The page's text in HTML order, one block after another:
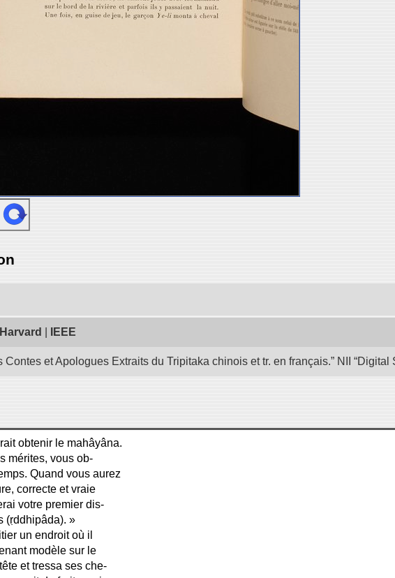
Harvard IEEE
et Apologues Extraits du Tripitaka chinois et tr. en français.” NII
obtenir le mahâyâna.
mérites, vous ob-
Quand vous aurez
correcte et vraie
votre premier dis-
(ṛddhipâda). »
un endroit où il
modèle sur le
et tressa ses che-